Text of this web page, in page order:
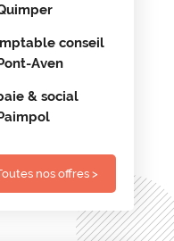
conseil
Aven
& social
nos offres >